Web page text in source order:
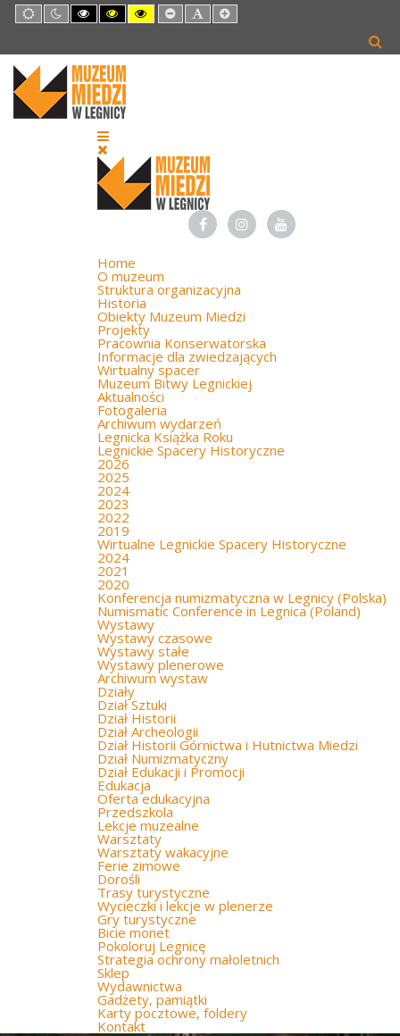
Default
mode
Night
mode
High
Contrast
mode
High
Contrast
mode
High
Contrast
mode
Set
Smaller
Set
Default
Set
Larger
Home
O muzeum
Struktura organizacyjna
Historia
Obiekty Muzeum Miedzi
Projekty
Pracownia Konserwatorska
Informacje dla zwiedzających
Wirtualny spacer
Muzeum Bitwy Legnickiej
Aktualności
Fotogaleria
Archiwum wydarzeń
Legnicka Książka Roku
Legnickie Spacery Historyczne
2026
2025
2024
2023
2022
2019
Wirtualne Legnickie Spacery Historyczne
2024
2021
2020
Konferencja numizmatyczna w Legnicy (Polska)
Numismatic Conference in Legnica (Poland)
Wystawy
Wystawy czasowe
Wystawy stałe
Wystawy plenerowe
Archiwum wystaw
Działy
Dział Sztuki
Dział Historii
Dział Archeologii
Dział Historii Górnictwa i Hutnictwa Miedzi
Dział Numizmatyczny
Dział Edukacji i Promocji
Edukacja
Oferta edukacyjna
Przedszkola
Lekcje muzealne
Warsztaty
Warsztaty wakacyjne
Ferie zimowe
Dorośli
Trasy turystyczne
Wycieczki i lekcje w plenerze
Gry turystyczne
Bicie monet
Pokoloruj Legnicę
Strategia ochrony małoletnich
Sklep
Wydawnictwa
Gadżety, pamiątki
Karty pocztowe, foldery
Kontakt